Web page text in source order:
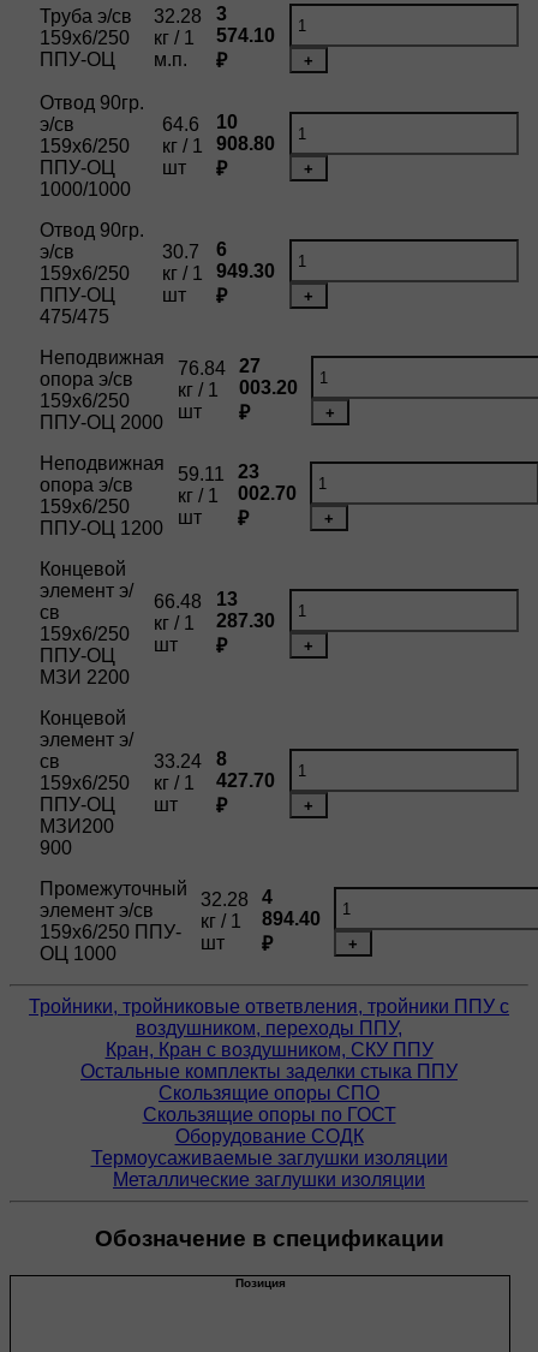
Труба э/св
159х6/250
ППУ-ОЦ
32.28
кг / 1
м.п.
3
574.10
₽
+
Отвод 90гр.
э/св
159х6/250
ППУ-ОЦ
1000/1000
64.6
кг / 1
шт
10
908.80
₽
+
Отвод 90гр.
э/св
159х6/250
ППУ-ОЦ
475/475
30.7
кг / 1
шт
6
949.30
₽
+
Неподвижная
опора э/св
159х6/250
ППУ-ОЦ 2000
76.84
кг / 1
шт
27
003.20
₽
+
Неподвижная
опора э/св
159х6/250
ППУ-ОЦ 1200
59.11
кг / 1
шт
23
002.70
₽
+
Концевой
элемент э/
св
159х6/250
ППУ-ОЦ
МЗИ 2200
66.48
кг / 1
шт
13
287.30
₽
+
Концевой
элемент э/
св
159х6/250
ППУ-ОЦ
МЗИ200
900
33.24
кг / 1
шт
8
427.70
₽
+
Промежуточный
элемент э/св
159х6/250 ППУ-
ОЦ 1000
32.28
кг / 1
шт
4
894.40
₽
+
Тройники, тройниковые ответвления, тройники ППУ с
воздушником, переходы ППУ,
Кран, Кран с воздушником, СКУ ППУ
Остальные комплекты заделки стыка ППУ
Скользящие опоры СПО
Скользящие опоры по ГОСТ
Оборудование СОДК
Термоусаживаемые заглушки изоляции
Металлические заглушки изоляции
Обозначение в спецификации
Позиция